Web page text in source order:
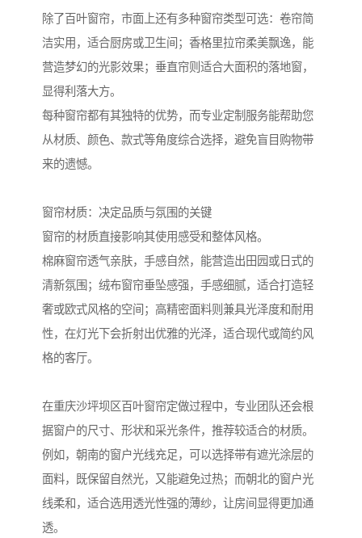
除了百叶窗帘，市面上还有多种窗帘类型可选：卷帘简
洁实用，适合厨房或卫生间；香格里拉帘柔美飘逸，能
营造梦幻的光影效果；垂直帘则适合大面积的落地窗，
显得利落大方。
每种窗帘都有其独特的优势，而专业定制服务能帮助您
从材质、颜色、款式等角度综合选择，避免盲目购物带
来的遗憾。
窗帘材质：决定品质与氛围的关键
窗帘的材质直接影响其使用感受和整体风格。
棉麻窗帘透气亲肤，手感自然，能营造出田园或日式的
清新氛围；绒布窗帘垂坠感强，手感细腻，适合打造轻
奢或欧式风格的空间；高精密面料则兼具光泽度和耐用
性，在灯光下会折射出优雅的光泽，适合现代或简约风
格的客厅。
在重庆沙坪坝区百叶窗帘定做过程中，专业团队还会根
据窗户的尺寸、形状和采光条件，推荐较适合的材质。
例如，朝南的窗户光线充足，可以选择带有遮光涂层的
面料，既保留自然光，又能避免过热；而朝北的窗户光
线柔和，适合选用透光性强的薄纱，让房间显得更加通
透。